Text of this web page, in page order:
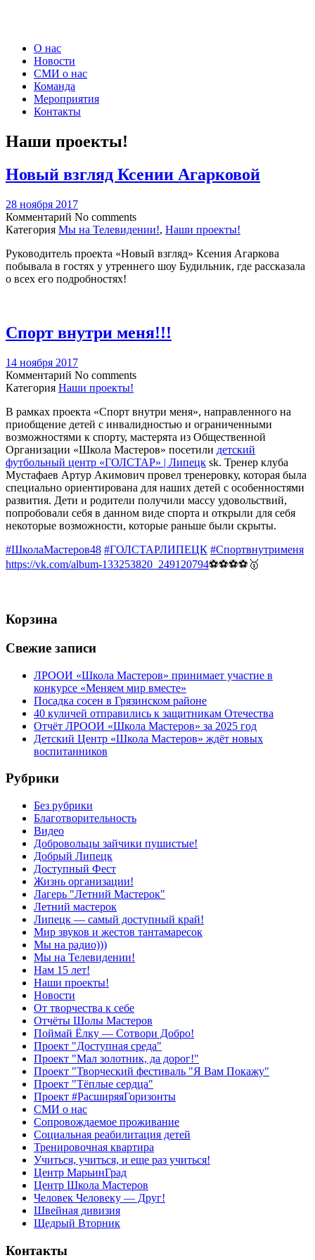
О нас
Новости
СМИ о нас
Команда
Мероприятия
Контакты
Наши проекты!
Новый взгляд Ксении Агарковой
28 ноября 2017
Комментарий No comments
Категория Мы на Телевидении!, Наши проекты!
Руководитель проекта «Новый взгляд» Ксения Агаркова
побывала в гостях у утреннего шоу Будильник, где рассказала
о всех его подробностях!
Спорт внутри меня!!!
14 ноября 2017
Комментарий No comments
Категория Наши проекты!
В рамках проекта «Спорт внутри меня», направленного на
приобщение детей с инвалидностью и ограниченными
возможностями к спорту, мастерята из Общественной
Организации «Школа Мастеров» посетили детский
футбольный центр «ГОЛСТАР» | Липецк sk. Тренер клуба
Мустафаев Артур Акимович провел тренеровку, которая была
специально ориентирована для наших детей с особенностями
развития. Дети и родители получили массу удовольствий,
попробовали себя в данном виде спорта и открыли для себя
некоторые возможности, которые раньше были скрыты.
#ШколаМастеров48 #ГОЛСТАРЛИПЕЦК #Спортвнутрименя
https://vk.com/album-133253820_249120794⚽⚽⚽⚽🥇
Корзина
Свежие записи
ЛРООИ «Школа Мастеров» принимает участие в
конкурсе «Меняем мир вместе»
Посадка сосен в Грязинском районе
40 куличей отправились к защитникам Отечества
Отчёт ЛРООИ «Школа Мастеров» за 2025 год
Детский Центр «Школа Мастеров» ждёт новых
воспитанников
Рубрики
Без рубрики
Благотворительность
Видео
Добровольцы зайчики пушистые!
Добрый Липецк
Доступный Фест
Жизнь организации!
Лагерь "Летний Мастерок"
Летний мастерок
Липецк — самый доступный край!
Мир звуков и жестов тантамаресок
Мы на радио)))
Мы на Телевидении!
Нам 15 лет!
Наши проекты!
Новости
От творчества к себе
Отчёты Шолы Мастеров
Поймай Ёлку — Сотвори Добро!
Проект "Доступная среда"
Проект "Мал золотник, да дорог!"
Проект "Творческий фестиваль "Я Вам Покажу"
Проект "Тёплые сердца"
Проект #РасширяяГоризонты
СМИ о нас
Сопровождаемое проживание
Социальная реабилитация детей
Тренировочная квартира
Учиться, учиться, и еще раз учиться!
Центр МарьинГрад
Центр Школа Мастеров
Человек Человеку — Друг!
Швейная дивизия
Щедрый Вторник
Контакты